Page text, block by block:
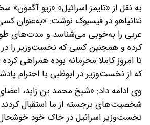
به نقل از «تایمز اسرائیل» «زیو آگمون»
نتانیاهو در فیسبوک نوشت: «به‌عنوان
عربی را به‌خوبی می‌شناسد و مدت‌های
کرده و همچنین کسی که نخست‌وزیر را در
تا امروز کاملا محرمانه بوده همراهی
که از نخست‌وزیر در ابوظبی با احترام
وی ادامه داد: «شیخ محمد بن زاید،
شخصیت‌های برجسته از ما استقبال
نخست‌وزیر اسرائیل در خاک خود